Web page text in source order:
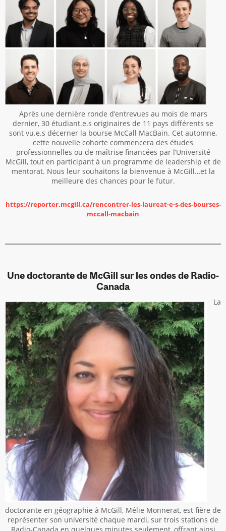
Après une dernière ronde d’entrevues au mois de mars
dernier, 30 étudiant.e.s originaires de 11 pays différents se
sont vu.e.s décerner la bourse McCall MacBain. Cet automne,
cette nouvelle cohorte commencera des études
professionnelles ou de maîtrise financées par l’Université
McGill, tout en participant à un programme de leadership et de
mentorat. Nous leur souhaitons la bienvenue à McGill…et la
meilleure des chances pour le futur.
https://reporter.mcgill.ca/rencontrer-les-laureat·e·s-des-bourses-
mccall-macbain
Une doctorante de McGill sur les ondes de Radio-
Canada
La
doctorante en géographie à McGill, Mélie Monnerat, est fière de
représenter son université chaque mardi, sur trois stations de